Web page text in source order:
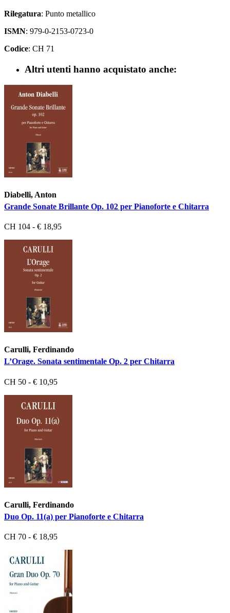
Rilegatura: Punto metallico
ISMN: 979-0-2153-0723-0
Codice: CH 71
Altri utenti hanno acquistato anche:
Diabelli, Anton
Grande Sonate Brillante Op. 102 per Pianoforte e Chitarra
CH 104 - € 18,95
Carulli, Ferdinando
L’Orage. Sonata sentimentale Op. 2 per Chitarra
CH 50 - € 10,95
Carulli, Ferdinando
Duo Op. 11(a) per Pianoforte e Chitarra
CH 70 - € 18,95